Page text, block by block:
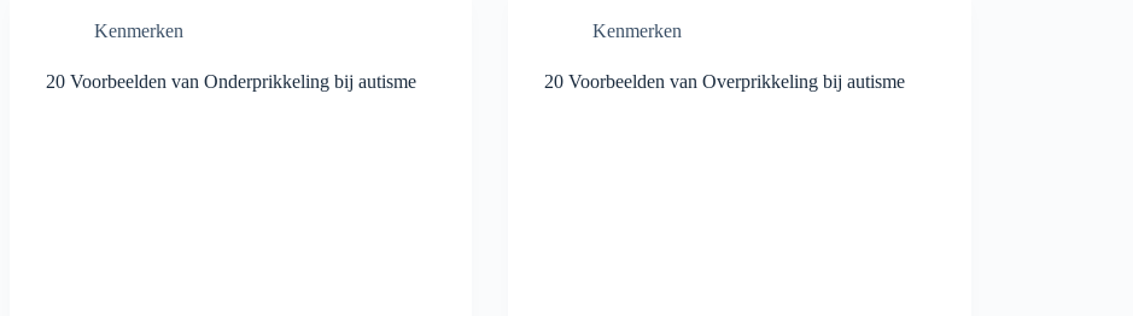
Kenmerken
20 Voorbeelden van Onderprikkeling bij autisme
Kenmerken
20 Voorbeelden van Overprikkeling bij autisme